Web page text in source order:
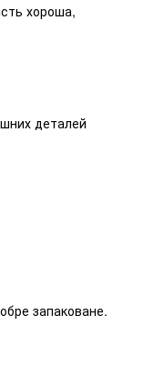
хороша,
деталей
запаковане.